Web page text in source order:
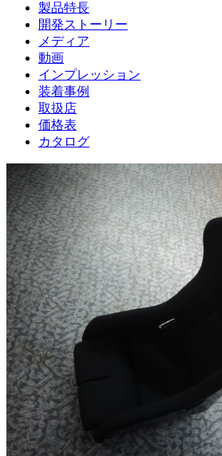
製品特長
開発ストーリー
メディア
動画
インプレッション
装着事例
取扱店
価格表
カタログ